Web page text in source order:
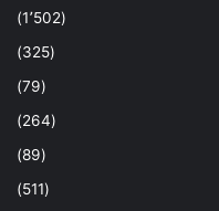
(1٬502)
(325)
(79)
(264)
(89)
(511)